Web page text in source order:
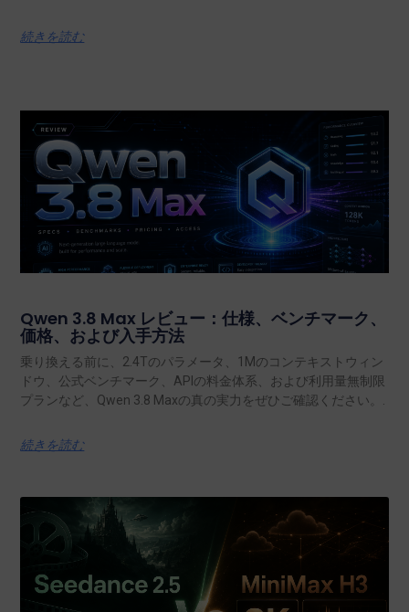
続きを読む
Qwen 3.8 Max レビュー：仕様、ベンチマーク、
価格、および入手方法
乗り換える前に、2.4Tのパラメータ、1Mのコンテキストウィン
ドウ、公式ベンチマーク、APIの料金体系、および利用量無制限
プランなど、Qwen 3.8 Maxの真の実力をぜひご確認ください。.
続きを読む